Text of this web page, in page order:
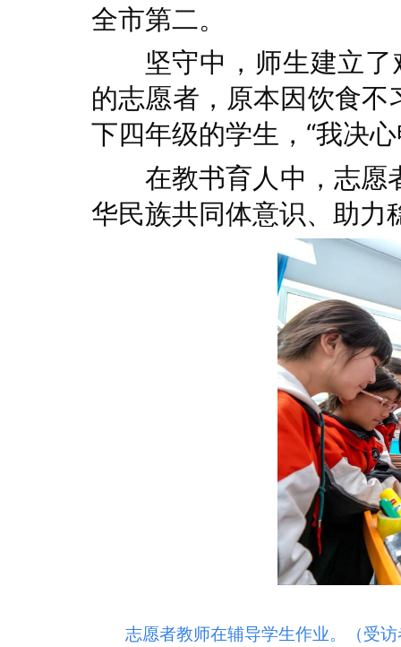
全市第二。
坚守中，师生建立
的志愿者，原本因饮食
下四年级的学生，“我决
在教书育人中，志愿
华民族共同体意识、助力
志愿者教师在辅导学生作业。（受访